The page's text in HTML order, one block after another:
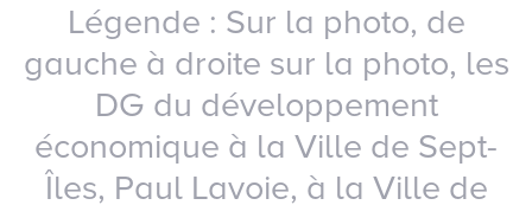
Légende : Sur la photo, de
gauche à droite sur la photo, les
DG du développement
économique à la Ville de Sept-
Îles, Paul Lavoie, à la Ville de